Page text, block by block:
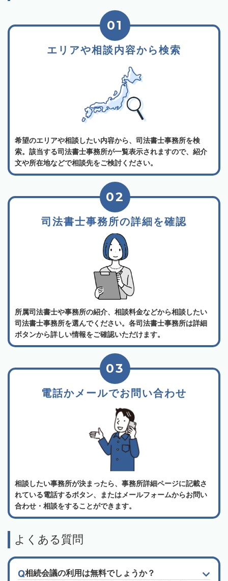
エリアや相談内容から検索
01
希望のエリアや相談したい内容から、司法書士事務所を検
索。該当する司法書士事務所が一覧表示されますので、紹介
文や所在地などで相談先をご検討ください。
司法書士事務所の詳細を確認
02
所属司法書士や事務所の紹介、相談料金などから相談したい
司法書士事務所を選んでください。各司法書士事務所は詳細
ボタンから詳しい情報をご確認いただけます。
電話かメールでお問い合わせ
03
相談したい事務所が決まったら、事務所詳細ページに記載さ
れている電話するボタン、またはメールフォームからお問い
合わせ・相談をすることができます。
よくある質問
相続会議の利用は無料でしょうか？